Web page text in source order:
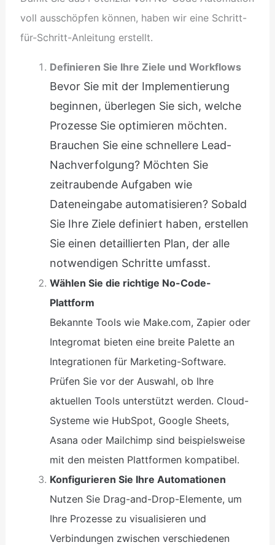
voll ausschöpfen können, haben wir eine Schritt-
für-Schritt-Anleitung erstellt.
Definieren Sie Ihre Ziele und Workflows
Bevor Sie mit der Implementierung
beginnen, überlegen Sie sich, welche
Prozesse Sie optimieren möchten.
Brauchen Sie eine schnellere Lead-
Nachverfolgung? Möchten Sie
zeitraubende Aufgaben wie
Dateneingabe automatisieren? Sobald
Sie Ihre Ziele definiert haben, erstellen
Sie einen detaillierten Plan, der alle
notwendigen Schritte umfasst.
Wählen Sie die richtige No-Code-
Plattform
Bekannte Tools wie Make.com, Zapier oder
Integromat bieten eine breite Palette an
Integrationen für Marketing-Software.
Prüfen Sie vor der Auswahl, ob Ihre
aktuellen Tools unterstützt werden. Cloud-
Systeme wie HubSpot, Google Sheets,
Asana oder Mailchimp sind beispielsweise
mit den meisten Plattformen kompatibel.
Konfigurieren Sie Ihre Automationen
Nutzen Sie Drag-and-Drop-Elemente, um
Ihre Prozesse zu visualisieren und
Verbindungen zwischen verschiedenen